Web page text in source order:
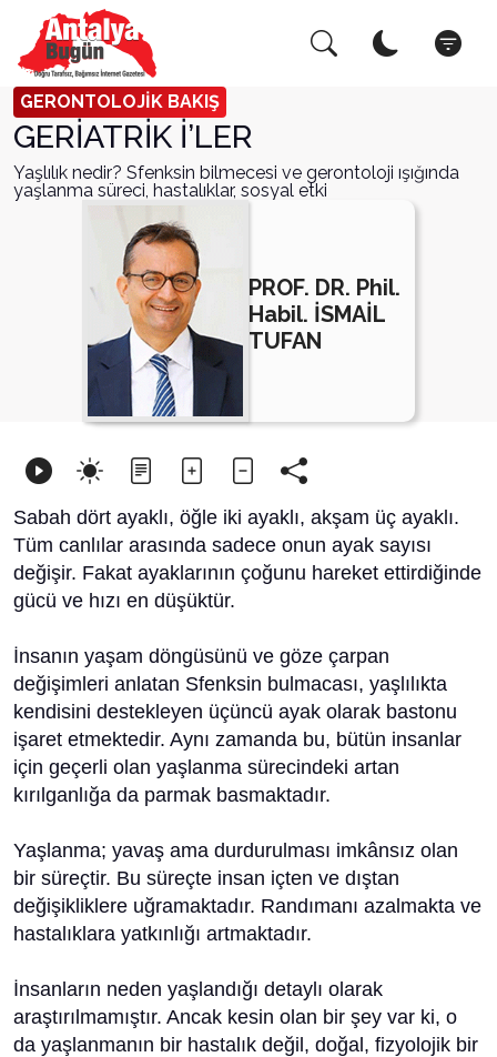
GERONTOLOJİK BAKIŞ
GERİATRİK İ’LER
Yaşlılık nedir? Sfenksin bilmecesi ve gerontoloji ışığında
yaşlanma süreci, hastalıklar, sosyal etki
PROF. DR. Phil.
Habil. İSMAİL
TUFAN
Sabah dört ayaklı, öğle iki ayaklı, akşam üç ayaklı.
Tüm canlılar arasında sadece onun ayak sayısı
değişir. Fakat ayaklarının çoğunu hareket ettirdiğinde
gücü ve hızı en düşüktür.
İnsanın yaşam döngüsünü ve göze çarpan
değişimleri anlatan Sfenksin bulmacası, yaşlılıkta
kendisini destekleyen üçüncü ayak olarak bastonu
işaret etmektedir. Aynı zamanda bu, bütün insanlar
için geçerli olan yaşlanma sürecindeki artan
kırılganlığa da parmak basmaktadır.
Yaşlanma; yavaş ama durdurulması imkânsız olan
bir süreçtir. Bu süreçte insan içten ve dıştan
değişikliklere uğramaktadır. Randımanı azalmakta ve
hastalıklara yatkınlığı artmaktadır.
İnsanların neden yaşlandığı detaylı olarak
araştırılmamıştır. Ancak kesin olan bir şey var ki, o
da yaşlanmanın bir hastalık değil, doğal, fizyolojik bir
Arama Yap! Kapat